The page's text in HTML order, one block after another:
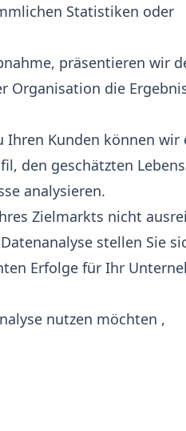
Statistiken oder
präsentieren wir
Organisation die
Ihren Kunden können wir
den geschätzten
analysieren.
Zielmarkts nicht
stellen Sie
Erfolge für Ihr
nutzen möchten ,